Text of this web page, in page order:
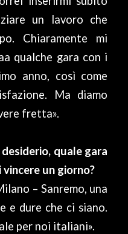
un lavoro che
Chiaramente mi
qualche gara con i
anno, così come
Ma diamo
fretta».
quale gara
un giorno?
– Sanremo, una
e dure che ci siano.
per noi italiani».